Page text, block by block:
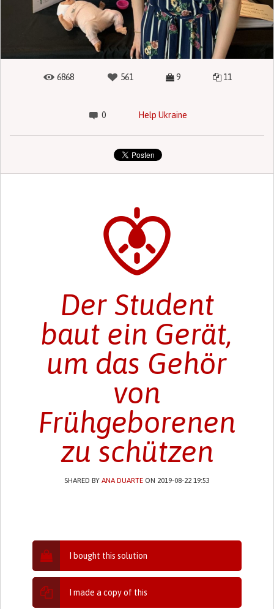
6868 561 9 11
0 Help Ukraine
Der Student
baut ein Gerät,
um das Gehör
von
Frühgeborenen
zu schützen
SHARED BY ANA DUARTEON 2019-08-22 19:53
I bought this solution
I made a copy of this